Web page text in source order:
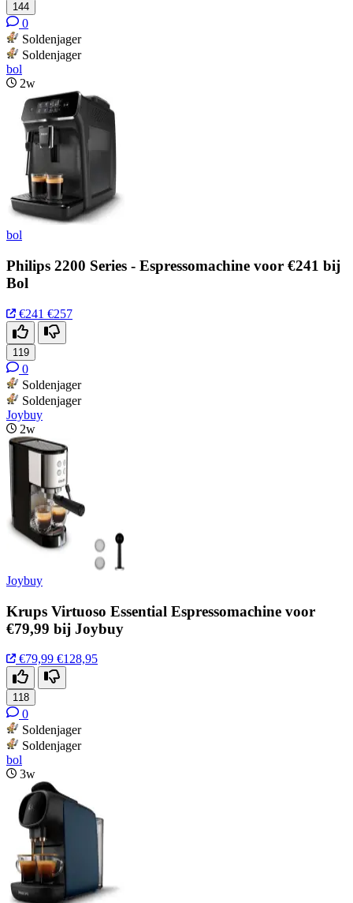
144
0
Soldenjager
Soldenjager
bol
2w
bol
Philips 2200 Series - Espressomachine voor €241 bij
Bol
€241 €257
119
0
Soldenjager
Soldenjager
Joybuy
2w
Joybuy
Krups Virtuoso Essential Espressomachine voor
€79,99 bij Joybuy
€79,99 €128,95
118
0
Soldenjager
Soldenjager
bol
3w